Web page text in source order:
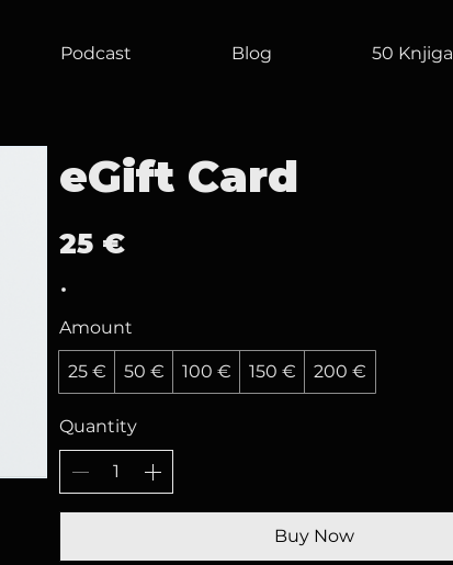
Podcast Blog 50 Knjiga
eGift Card
25 €
Amount
25 € 50 € 100 € 150 € 200 €
Quantity
Buy Now